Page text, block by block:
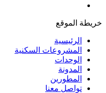
خريطة الموقع
الرئيسية
المشروعات السكنية
الوحدات
المدونة
المطورين
تواصل معنا